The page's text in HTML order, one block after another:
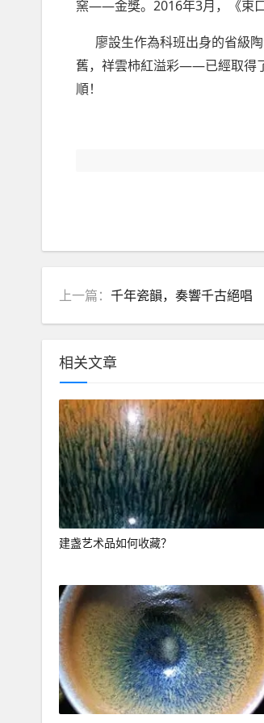
窯——金獎。 2016年3月，《束
廖設生作為科班出身的省級
舊，祥雲柿紅溢彩——已經取得
順！
上一篇： 千年瓷韻，奏響千古絕唱
相关文章
建盏艺术品如何收藏？